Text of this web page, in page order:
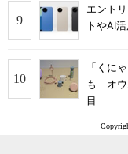
エント
トやAI
「くに
も オウ
目